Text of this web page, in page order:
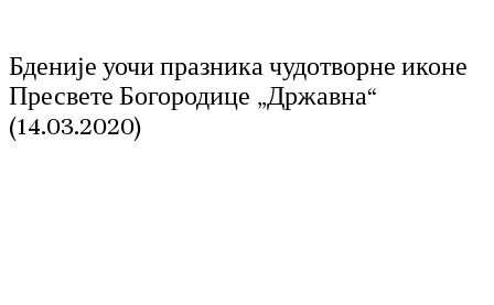
Бденије уочи празника чудотворне иконе
Пресвете Богородице „Државна“
(14.03.2020)